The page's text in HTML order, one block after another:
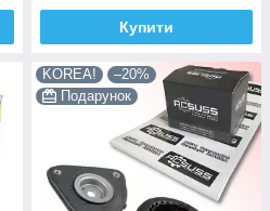
Купити
KOREA!
–20%
Подарунок